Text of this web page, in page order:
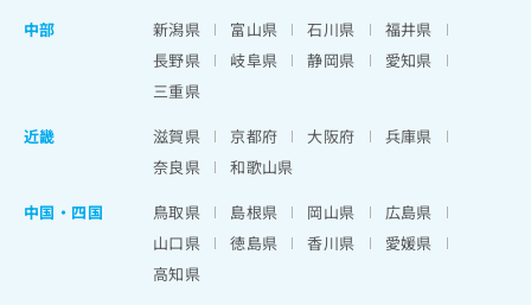
中部
新潟県 富山県 石川県
福井県
長野県
岐阜県 静岡県
愛知県
三重県
近畿
滋賀県 京都府 大阪府
兵庫県
奈良県
和歌山県
中国・四国
鳥取県 島根県 岡山県
広島県
山口県
徳島県 香川県
愛媛県
高知県